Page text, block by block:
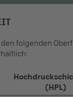
den folgenden
(HPL)